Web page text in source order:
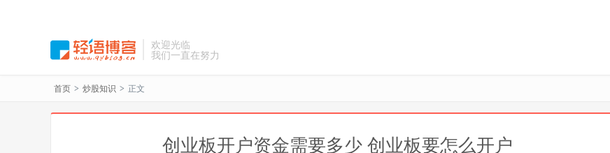
欢迎光临
我们一直在努力
首页 > 炒股知识 > 正文
创业板开户资金需要多少 创业板要怎么开户